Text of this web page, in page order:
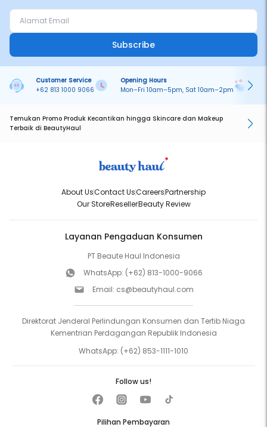
Subscribe
Customer Service
+62 813 1000 9066
Opening Hours
Mon–Fri 10am–5pm, Sat 10am–2pm
Temukan Promo Produk Kecantikan hingga Skincare dan Makeup
Terbaik di BeautyHaul
About UsContact UsCareersPartnership
Our StoreResellerBeauty Review
Layanan Pengaduan Konsumen
PT Beaute Haul Indonesia
WhatsApp: (+62) 813-1000-9066
Email: cs@beautyhaul.com
Direktorat Jenderal Perlindungan Konsumen dan Tertib Niaga
Kementrian Perdagangan Republik Indonesia
WhatsApp: (+62) 853-1111-1010
Pilihan Pembayaran
Follow us!